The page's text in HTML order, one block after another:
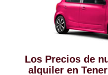
Los Precios de
alquiler en